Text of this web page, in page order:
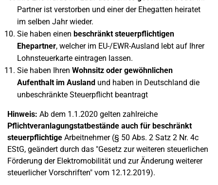
Partner ist verstorben und einer der Ehegatten heiratet
im selben Jahr wieder.
Sie haben einen beschränkt steuerpflichtigen
Ehepartner, welcher im EU-/EWR-Ausland lebt auf Ihrer
Lohnsteuerkarte eintragen lassen.
Sie haben Ihren Wohnsitz oder gewöhnlichen
Aufenthalt im Ausland und haben in Deutschland die
unbeschränkte Steuerpflicht beantragt
Hinweis: Ab dem 1.1.2020 gelten zahlreiche
Pflichtveranlagungstatbestände auch für beschränkt
steuerpflichtige Arbeitnehmer (§ 50 Abs. 2 Satz 2 Nr. 4c
EStG, geändert durch das "Gesetz zur weiteren steuerlichen
Förderung der Elektromobilität und zur Änderung weiterer
steuerlicher Vorschriften" vom 12.12.2019).